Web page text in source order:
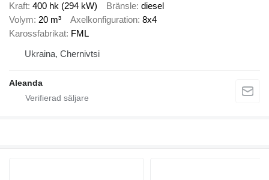
Kraft 400 hk (294 kW) Bränsle diesel
Volym 20 m³ Axelkonfiguration 8x4
Karossfabrikat FML
Ukraina, Chernivtsi
Aleanda